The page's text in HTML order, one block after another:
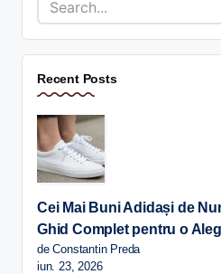
Recent Posts
Cei Mai Buni Adidași de
Ghid Complet pentru o
de Constantin Preda
iun. 23, 2026